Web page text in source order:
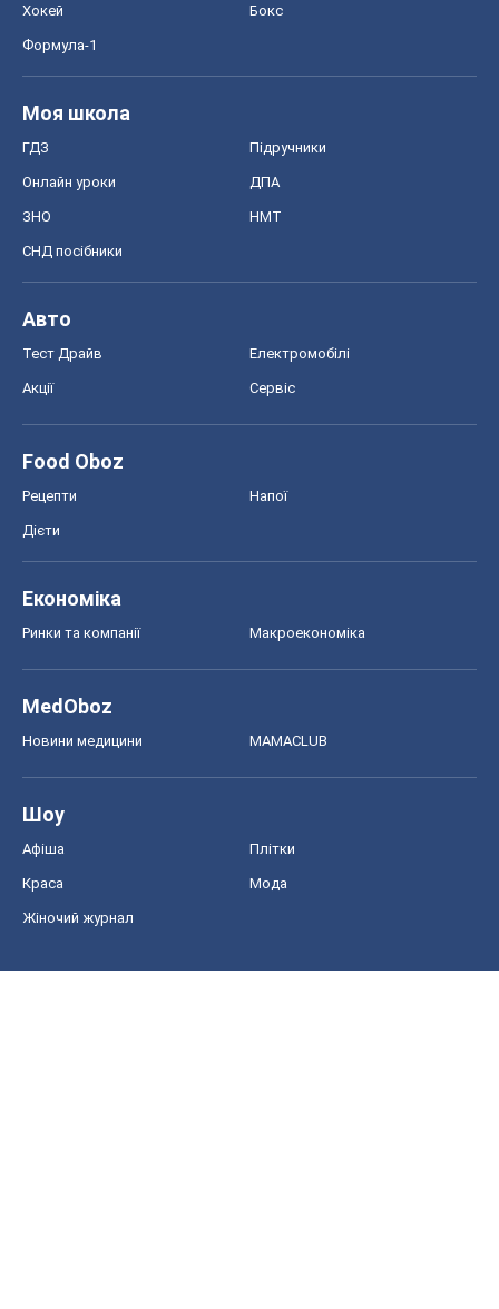
Хокей Бокс
Формула-1
Моя школа
ГДЗ Підручники
Онлайн уроки ДПА
ЗНО НМТ
СНД посібники
Авто
Тест Драйв Електромобілі
Акції Сервіс
Food Oboz
Рецепти Напої
Дієти
Економіка
Ринки та компанії Макроекономіка
MedOboz
Новини медицини MAMACLUB
Шоу
Афіша Плітки
Краса Мода
Жіночий журнал